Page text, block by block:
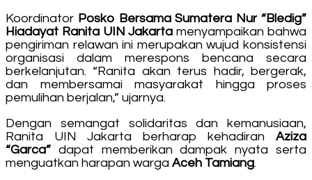
Koordinator Posko Bersama Sumatera Nur “Bledig”
Hiadayat Ranita UIN Jakarta menyampaikan bahwa
pengiriman relawan ini merupakan wujud konsistensi
organisasi dalam merespons bencana secara
berkelanjutan. “Ranita akan terus hadir, bergerak,
dan membersamai masyarakat hingga proses
pemulihan berjalan,” ujarnya.
Dengan semangat solidaritas dan kemanusiaan,
Ranita UIN Jakarta berharap kehadiran Aziza
“Garca” dapat memberikan dampak nyata serta
menguatkan harapan warga Aceh Tamiang.